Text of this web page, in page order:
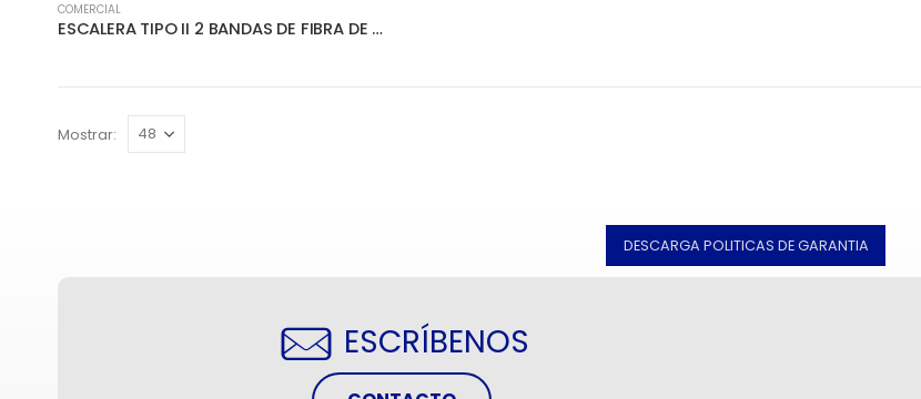
COMERCIAL
ESCALERA TIPO II 2 BANDAS DE FIBRA DE VIDRIO CAPACIDAD 175 kg
Mostrar:
DESCARGA POLITICAS DE GARANTIA
ESCRÍBENOS